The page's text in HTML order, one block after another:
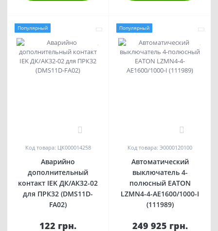
Популярный
Код товара: ЦК000014258
Аварийно
дополнительный
контакт IEK ДК/АК32-02
для ПРК32 (DMS11D-
FA02)
122 грн.
Популярный
Код товара: Э0000120100
Автоматический
выключатель 4-
полюсный EATON
LZMN4-4-AE1600/1000-I
(111989)
249 925 грн.